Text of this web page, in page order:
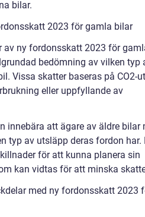
bilar.
2023 för gamla bilar
ny fordonsskatt 2023 för
bedömning av vilken typ
Vissa skatter baseras på CO2-
eller uppfyllande av
innebära att ägare av äldre bilar
typ av utsläpp deras fordon har.
för att kunna planera sin
kan vidtas för att minska
med ny fordonsskatt 2023